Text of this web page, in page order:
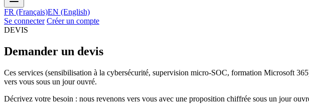
FR (Français)EN (English)
Se connecter Créer un compte
DEVIS
Demander un devis
Ces services (sensibilisation à la cybersécurité, supervision micro-SOC, formation Microsoft
vers vous sous un jour ouvré.
Décrivez votre besoin : nous revenons vers vous avec une proposition chiffrée sous un jour